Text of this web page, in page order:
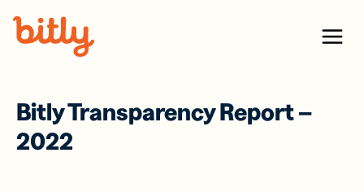
Menu
Bitly Transparency Report –
2022